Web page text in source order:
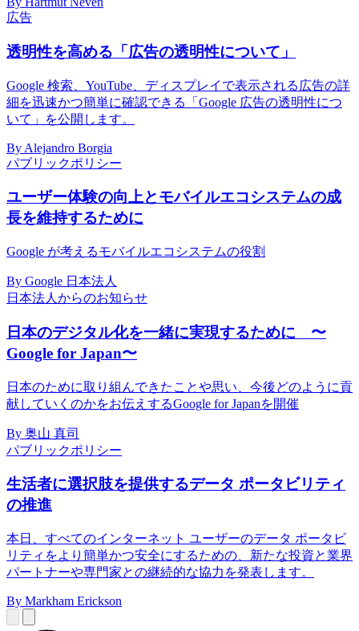
広告
透明性を高める「広告の透明性について」
Google 検索、YouTube、ディスプレイで表示される広告の詳
細を迅速かつ簡単に確認できる「Google 広告の透明性につ
いて」を公開します。
By Alejandro Borgia
パブリックポリシー
ユーザー体験の向上とモバイルエコシステムの成
長を維持するために
Google が考えるモバイルエコシステムの役割
By Google 日本法人
日本法人からのお知らせ
日本のデジタル化を一緒に実現するために 〜
Google for Japan〜
日本のために取り組んできたことや思い、今後どのように貢
献していくのかをお伝えするGoogle for Japanを開催
By 奥山 真司
パブリックポリシー
生活者に選択肢を提供するデータ ポータビリティ
の推進
本日、すべてのインターネット ユーザーのデータ ポータビ
リティをより簡単かつ安全にするための、新たな投資と業界
パートナーや専門家との継続的な協力を発表します。
By Markham Erickson